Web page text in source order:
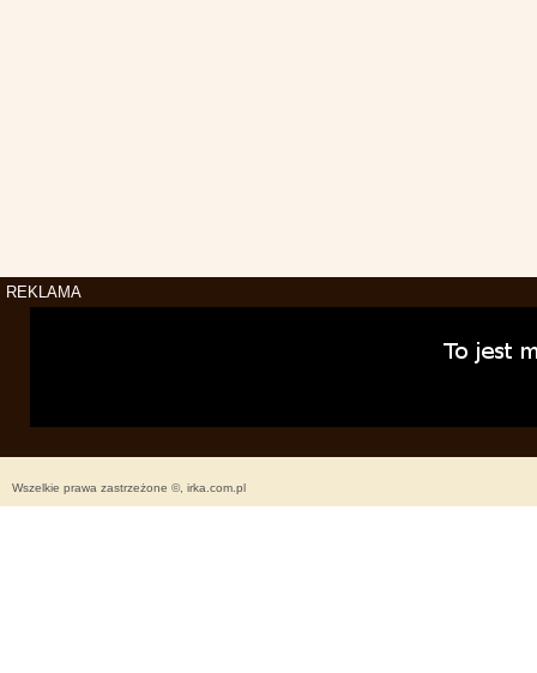
REKLAMA
Wszelkie prawa zastrzeżone ©, irka.com.pl